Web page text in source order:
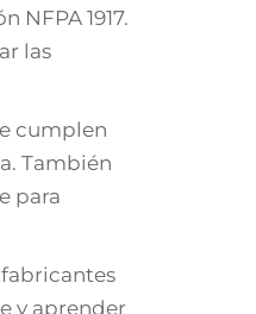
1917.
las
cumplen
También
para
y aprender